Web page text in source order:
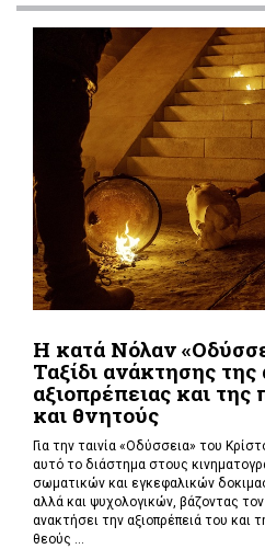
Η κατά Νόλαν
Ταξίδι ανάκτησης
αξιοπρέπειας και της
και θνητούς
Για την ταινία «Οδύσσεια» του
αυτό το διάστημα στους
σωματικών και εγκεφαλικών
αλλά και ψυχολογικών, βάζοντας
ανακτήσει την αξιοπρέπειά του και
θεούς ...